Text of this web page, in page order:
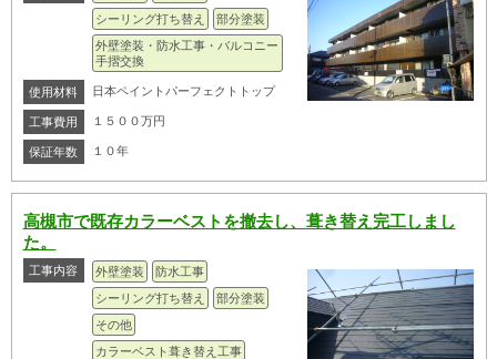
シーリング打ち替え
部分塗装
外壁塗装・防水工事・バルコニー
手摺交換
使用材料 日本ペイントパーフェクトトップ
工事費用 １５００万円
保証年数 １０年
高槻市で既存カラーベストを撤去し、葺き替え完工しまし
た。
工事内容 外壁塗装
防水工事
シーリング打ち替え
部分塗装
その他
カラーベスト葺き替え工事